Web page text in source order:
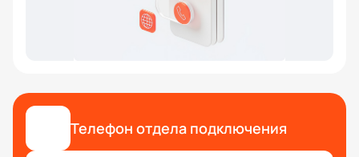
Телефон отдела подключения